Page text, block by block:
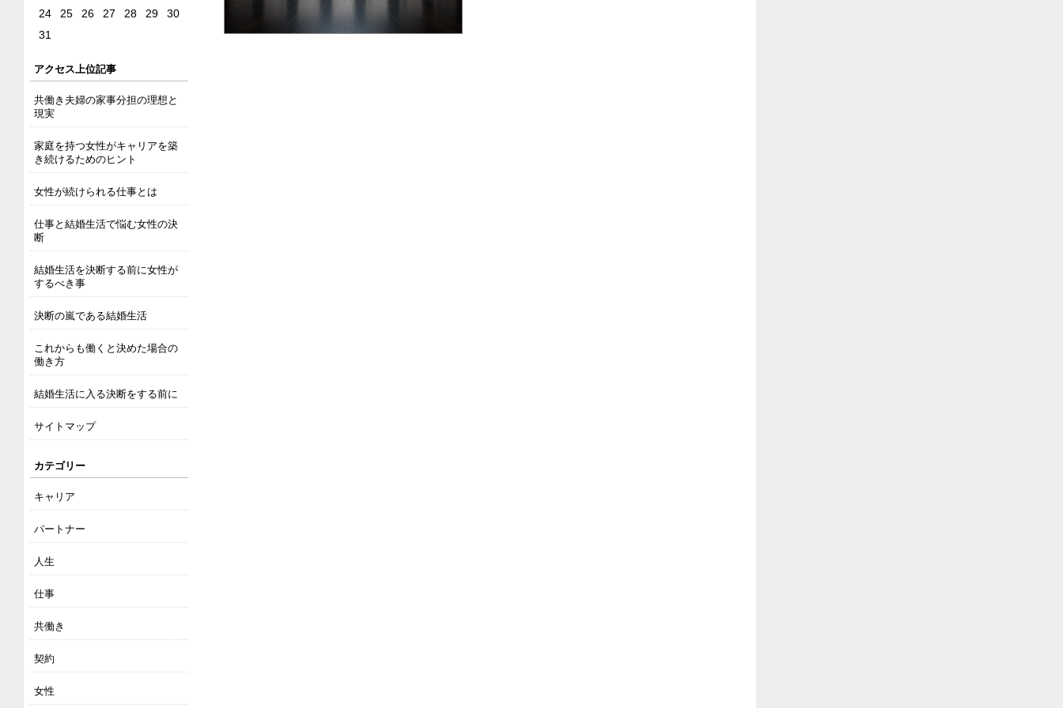
24 25 26 27 28 29
30
31
アクセス上位記事
共働き夫婦の家事分担の理想と
現実
家庭を持つ女性がキャリアを築
き続けるためのヒント
女性が続けられる仕事とは
仕事と結婚生活で悩む女性の決
断
結婚生活を決断する前に女性が
するべき事
決断の嵐である結婚生活
これからも働くと決めた場合の
働き方
結婚生活に入る決断をする前に
サイトマップ
カテゴリー
キャリア
パートナー
人生
仕事
共働き
契約
女性